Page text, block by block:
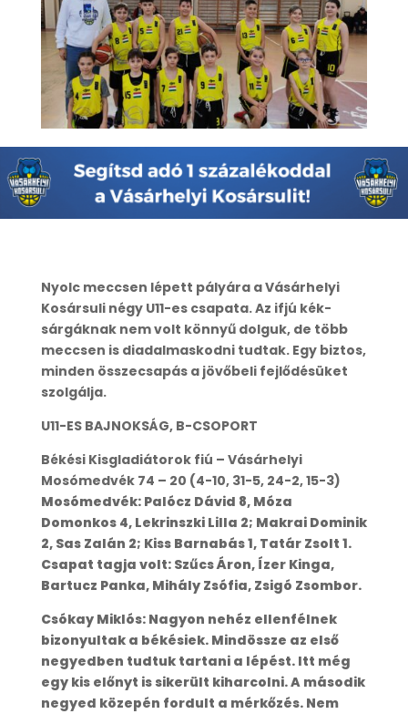
Nyolc meccsen lépett pályára a Vásárhelyi
Kosársuli négy U11-es csapata. Az ifjú kék-
sárgáknak nem volt könnyű dolguk, de több
meccsen is diadalmaskodni tudtak. Egy biztos,
minden összecsapás a jövőbeli fejlődésüket
szolgálja.
U11-ES BAJNOKSÁG, B-CSOPORT
Békési Kisgladiátorok fiú – Vásárhelyi
Mosómedvék 74 – 20 (4-10, 31-5, 24-2, 15-3)
Mosómedvék: Palócz Dávid 8, Móza
Domonkos 4, Lekrinszki Lilla 2; Makrai Dominik
2, Sas Zalán 2; Kiss Barnabás 1, Tatár Zsolt 1.
Csapat tagja volt: Szűcs Áron, Ízer Kinga,
Bartucz Panka, Mihály Zsófia, Zsigó Zsombor.
Csókay Miklós: Nagyon nehéz ellenfélnek
bizonyultak a békésiek. Mindössze az első
negyedben tudtuk tartani a lépést. Itt még
egy kis előnyt is sikerült kiharcolni. A második
negyed közepén fordult a mérkőzés. Nem